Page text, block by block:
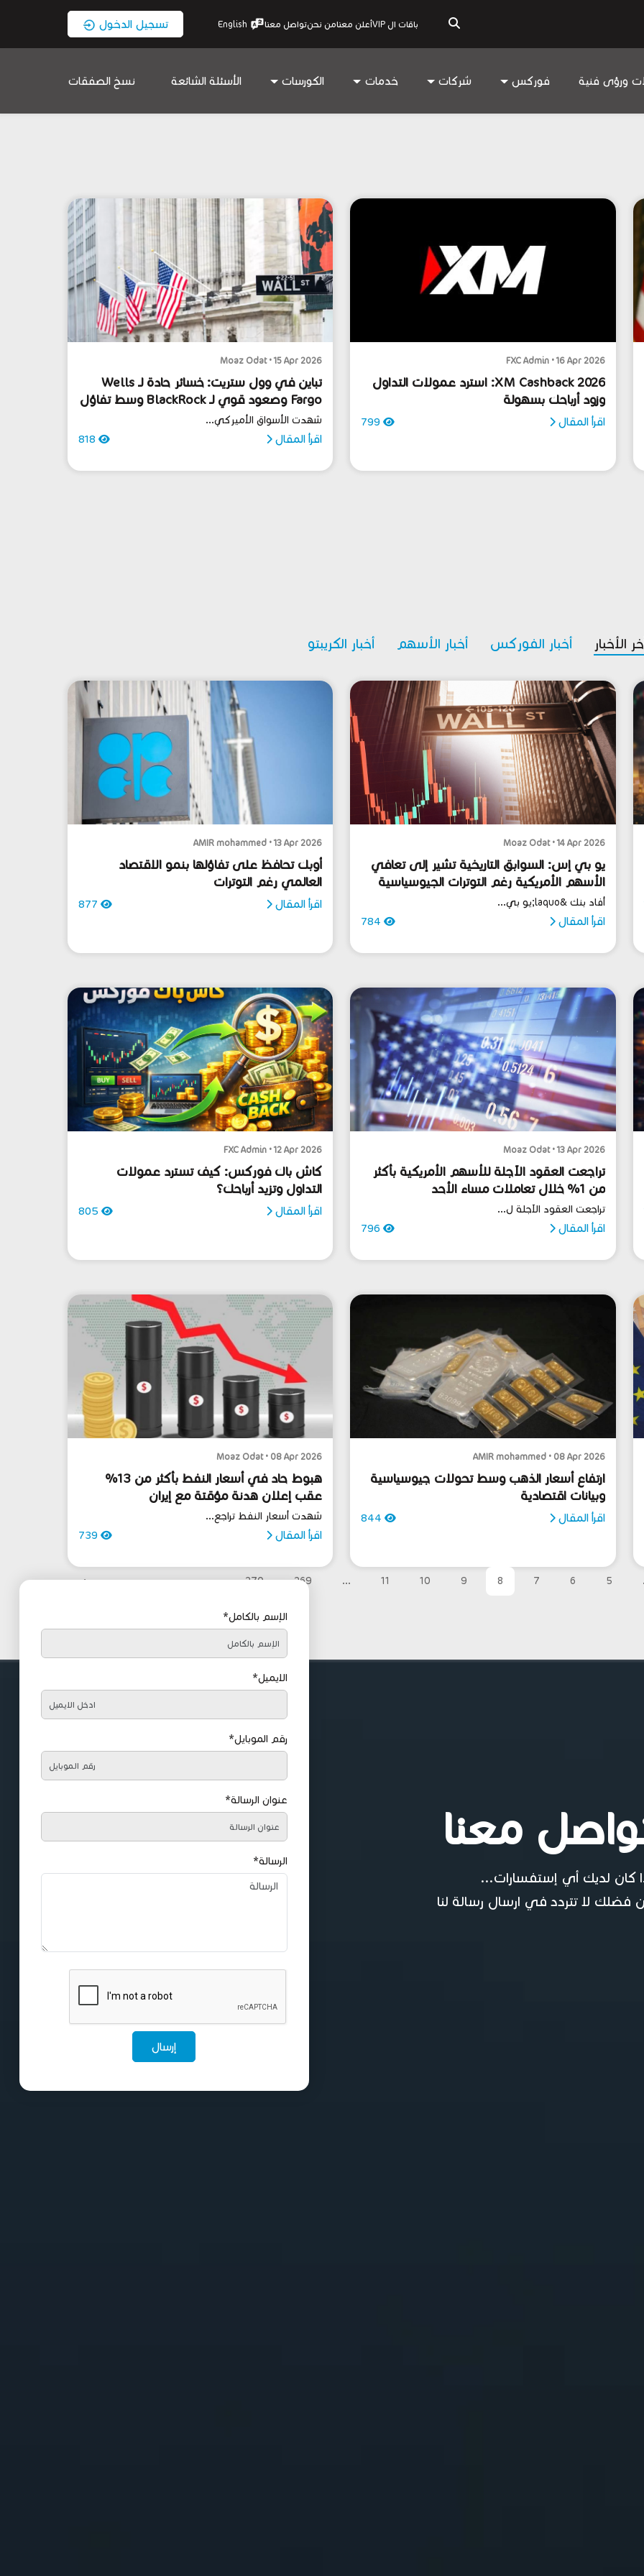
باقات ال VIP أعلن معنامن نحنتواصل معنا English تسجيل الدخول
ورؤى فنية فوركس شركات خدمات الكورسات الأسئلة الشائعة نسخ الصفقات
FXC Admin • 16 Apr 2026
XM Cashback 2026: استرد عمولات التداول
وزود أرباحك بسهولة
اقرأ المقال 799
Moaz Odat • 15 Apr 2026
تباين في وول ستريت: خسائر حادة لـ Wells
Fargo وصعود قوي لـ BlackRock وسط تفاؤل
الأسواق
شهدت الأسواق الأميركي...
اقرأ المقال 818
الأخبار أخبار الفوركس أخبار الأسهم أخبار الكريبتو
Moaz Odat • 14 Apr 2026
يو بي إس: السوابق التاريخية تشير إلى تعافي
الأسهم الأمريكية رغم التوترات الجيوسياسية
أفاد بنك &laquo;يو بي...
اقرأ المقال 784
AMIR mohammed • 13 Apr 2026
أوبك تحافظ على تفاؤلها بنمو الاقتصاد
العالمي رغم التوترات
اقرأ المقال 877
Moaz Odat • 13 Apr 2026
تراجعت العقود الآجلة للأسهم الأمريكية بأكثر
من 1% خلال تعاملات مساء الأحد
تراجعت العقود الآجلة ل...
اقرأ المقال 796
FXC Admin • 12 Apr 2026
كاش باك فوركس: كيف تسترد عمولات
التداول وتزيد أرباحك؟
اقرأ المقال 805
AMIR mohammed • 08 Apr 2026
ارتفاع أسعار الذهب وسط تحولات جيوسياسية
وبيانات اقتصادية
اقرأ المقال 844
Moaz Odat • 08 Apr 2026
هبوط حاد في أسعار النفط بأكثر من 13%
عقب إعلان هدنة مؤقتة مع إيران
شهدت أسعار النفط تراجع...
اقرأ المقال 739
5
6
7
8
9
10
11
...
269
270
›
معنا
كان لديك أي إستفسارات...
فضلك لا تتردد في ارسال رسالة لنا
الإسم بالكامل*
الايميل*
رقم الموبايل*
عنوان الرسالة*
الرسالة*
إرسال